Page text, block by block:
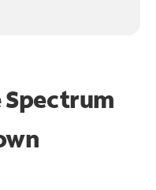
Spectrum